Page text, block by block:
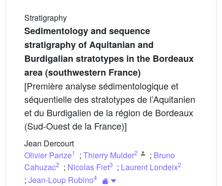
Stratigraphy
Sedimentology and sequence
stratigraphy of Aquitanian and
Burdigalian stratotypes in the Bordeaux
area (southwestern France)
[Première analyse sédimentologique et
séquentielle des stratotypes de l’Aquitanien
et du Burdigalien de la région de Bordeaux
(Sud-Ouest de la France)]
Jean Dercourt
Olivier Parize1 ; Thierry Mulder2 ; Bruno
Cahuzac2 ; Nicolas Fiet3 ; Laurent Londeix2
; Jean-Loup Rubino4